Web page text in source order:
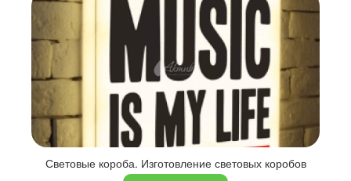
Световые короба. Изготовление световых коробов